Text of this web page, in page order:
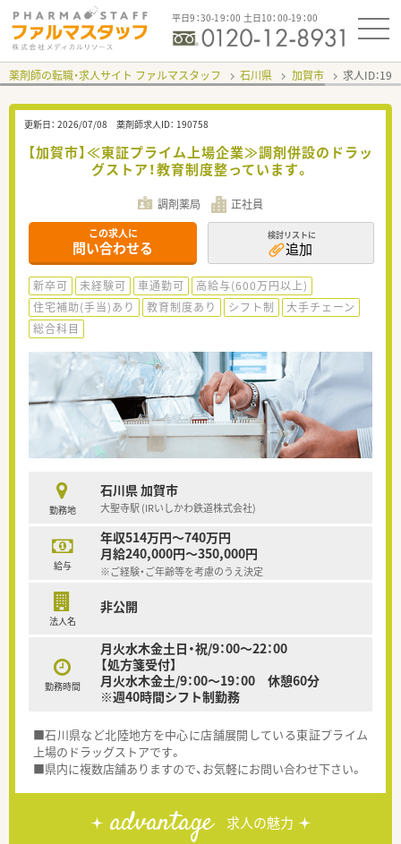
平日9：30-19：00 土日10：00-19：00
薬剤師の転職・求人サイト ファルマスタッフ 石川県 加賀市 求人ID：
更新日： 2026/07/08 薬剤師求人ID： 190758
【加賀市】≪東証プライム上場企業≫調剤併設のドラッ
グストア！教育制度整っています。
調剤薬局 正社員
この求人に
問い合わせる
検討リストに
追加
新卒可 未経験可 車通勤可
高給与(600万円以上)
住宅補助(手当)あり
教育制度あり シフト制
大手チェーン
総合科目
勤務地
石川県 加賀市
大聖寺駅 (IRいしかわ鉄道株式会社)
給与
年収514万円～740万円
月給240,000円～350,000円
※ご経験・ご年齢等を考慮のうえ決定
法人名
非公開
勤務時間
月火水木金土日・祝/9：00～22：00
【処方箋受付】
月火水木金土/9：00～19：00 休憩60分
※週40時間シフト制勤務
■石川県など北陸地方を中心に店舗展開している東証プライム
上場のドラッグストアです。
■県内に複数店舗ありますので、お気軽にお問い合わせ下さい。
advantage 求人の魅力